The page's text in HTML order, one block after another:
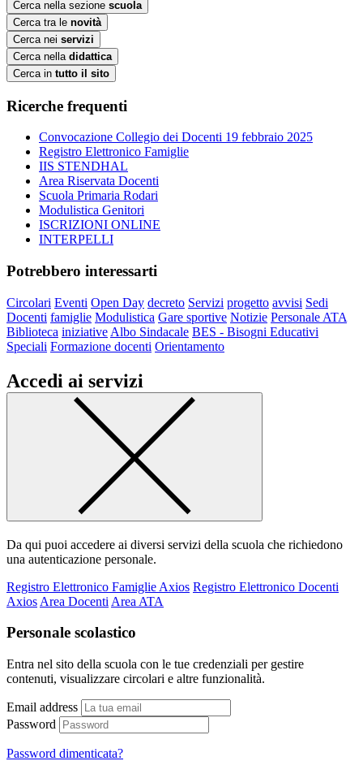
Cerca nella sezione scuola
Cerca tra le novità
Cerca nei servizi
Cerca nella didattica
Cerca in tutto il sito
Ricerche frequenti
Convocazione Collegio dei Docenti 19 febbraio 2025
Registro Elettronico Famiglie
IIS STENDHAL
Area Riservata Docenti
Scuola Primaria Rodari
Modulistica Genitori
ISCRIZIONI ONLINE
INTERPELLI
Potrebbero interessarti
Circolari Eventi Open Day decreto Servizi progetto avvisi Sedi
Docenti famiglie Modulistica Gare sportive Notizie Personale ATA
Biblioteca iniziative Albo Sindacale BES - Bisogni Educativi
Speciali Formazione docenti Orientamento
Accedi ai servizi
Da qui puoi accedere ai diversi servizi della scuola che richiedono
una autenticazione personale.
Registro Elettronico Famiglie Axios Registro Elettronico Docenti
Axios Area Docenti Area ATA
Personale scolastico
Entra nel sito della scuola con le tue credenziali per gestire
contenuti, visualizzare circolari e altre funzionalità.
Email address
Password
Password dimenticata?